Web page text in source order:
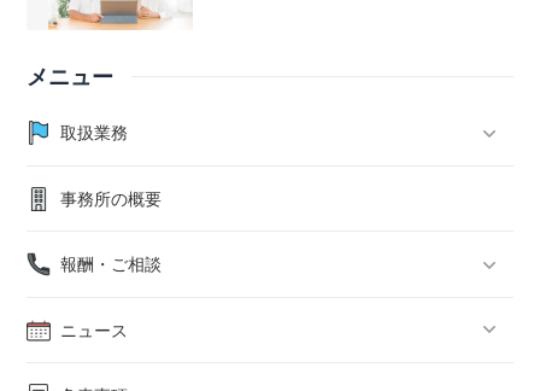
メニュー
取扱業務
在留許可
帰化許可申請サポート
永住許可申請サポート
事務所の概要
報酬・ご相談
Zoom相談
ニュース